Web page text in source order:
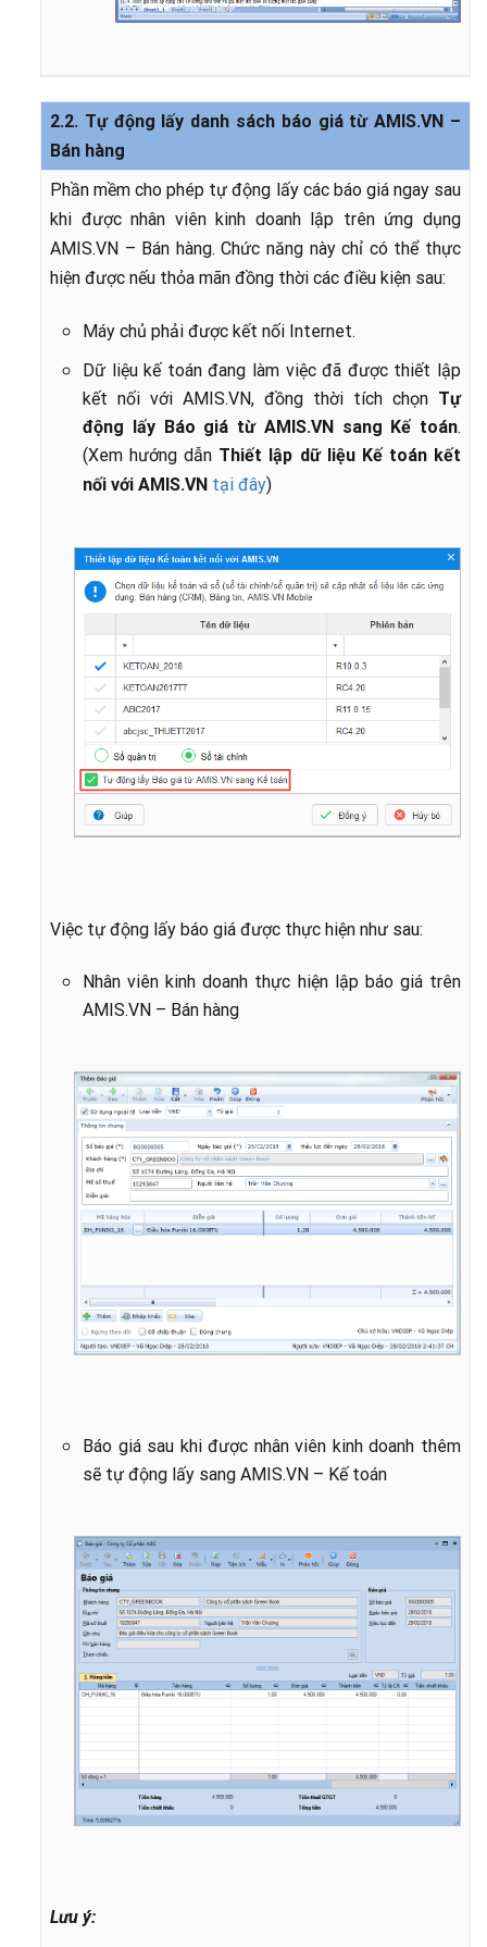
2.2. Tự động lấy danh sách báo giá từ AMIS.VN –
Bán hàng
Phần mềm cho phép tự động lấy các báo giá ngay sau
khi được nhân viên kinh doanh lập trên ứng dụng
AMIS.VN – Bán hàng.Chức năng này chỉ có thể thực
hiện được nếu thỏa mãn đồng thời các điều kiện sau:
Máy chủ phải được kết nối Internet.
Dữ liệu kế toán đang làm việc đã được thiết lập
kết nối với AMIS.VN, đồng thời tích chọn Tự
động lấy Báo giá từ AMIS.VN sang Kế toán.
(Xemhướng dẫn Thiết lập dữ liệu Kế toán kết
nối với AMIS.VN tại đây)
Việc tự động lấy báo giá được thực hiện như sau:
Nhân viên kinh doanh thực hiện lập báo giá trên
AMIS.VN – Bán hàng
Báo giá sau khi được nhân viên kinh doanh thêm
sẽ tự động lấy sang AMIS.VN – Kế toán
Lưu ý: